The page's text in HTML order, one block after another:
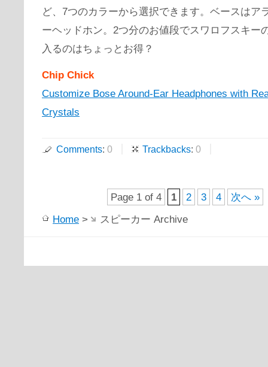
ど、7つのカラーから選択できます。ベースはア
ーヘッドホン。2つ分のお値段でスワロフスキー
入るのはちょっとお得？
Chip Chick
Customize Bose Around-Ear Headphones with
Crystals
Comments: 0 Trackbacks: 0
Page 1 of 4 1 2 3 4
次へ »
Home > スピーカー Archive